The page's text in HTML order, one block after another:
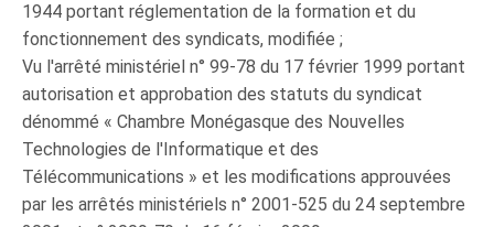
1944 portant réglementation de la formation et du
fonctionnement des syndicats, modifiée ;
Vu l'arrêté ministériel n° 99-78 du 17 février 1999 portant
autorisation et approbation des statuts du syndicat
dénommé « Chambre Monégasque des Nouvelles
Technologies de l'Informatique et des
Télécommunications » et les modifications approuvées
par les arrêtés ministériels n° 2001-525 du 24 septembre